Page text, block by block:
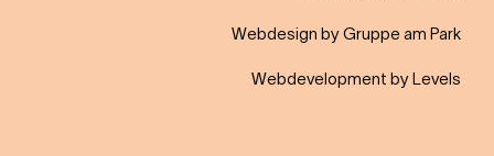
Webdesign by Gruppe am Park
Webdevelopment by Levels